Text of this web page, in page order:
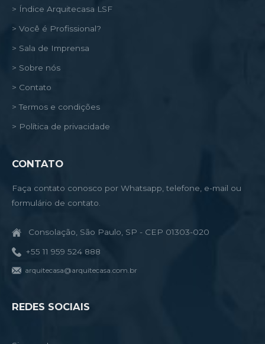
> Índice Arquitecasa LSF
> Você é Profissional?
> Sala de Imprensa
> Sobre nós
> Contato
> Termos e condições
> Política de privacidade
CONTATO
Faça contato conosco por Whatsapp, telefone, e-mail ou
formulário de contato.
Consolação, São Paulo, SP - CEP 01303-020
+55 11 959 524 888
arquitecasa@arquitecasa.com.br
REDES SOCIAIS